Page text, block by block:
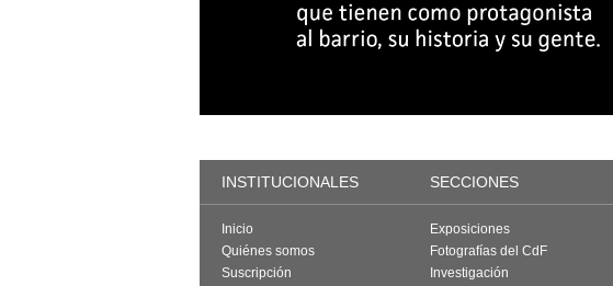
INSTITUCIONALES SECCIONES
Inicio
Quiénes somos
Suscripción
Exposiciones
Fotografías del CdF
Investigación